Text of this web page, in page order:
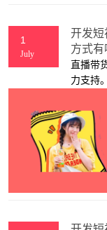
1
July
开发短
方式有
直播带
力支持
选择什
app开